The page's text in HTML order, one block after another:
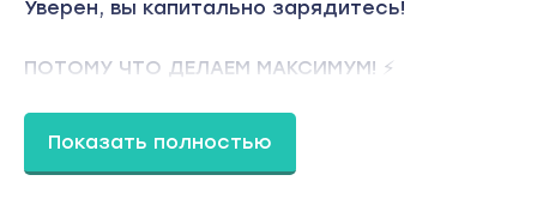
Уверен, вы капитально зарядитесь!
ПОТОМУ ЧТО ДЕЛАЕМ МАКСИМУМ! ⚡️
Вы находитесь на странице товара «Дмитрий
Показать полностью